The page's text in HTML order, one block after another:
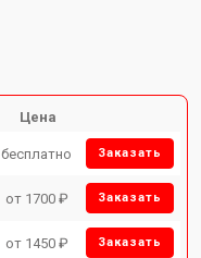
Цена
бесплатно Заказать
от 1700 ₽ Заказать
от 1450 ₽ Заказать